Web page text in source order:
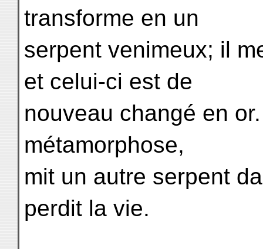
transforme en un
serpent venimeux; il
et celui-ci est de
nouveau changé en
métamorphose,
mit un autre serpent
perdit la vie.